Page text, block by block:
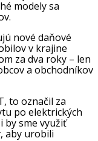
modely sa
nové daňové
v krajine
za dva roky – len
a obchodníkov
to označil za
po elektrických
by sme využiť
aby urobili